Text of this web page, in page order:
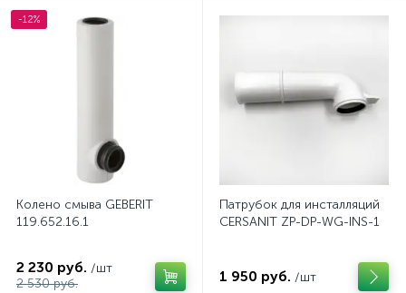
-12%
Колено смыва GEBERIT
119.652.16.1
2 230 руб. /шт
2 530 руб.
Патрубок для инсталляций
CERSANIT ZP-DP-WG-INS-1
1 950 руб. /шт